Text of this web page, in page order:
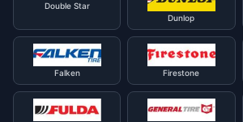
Double Star
Dunlop
Falken Firestone